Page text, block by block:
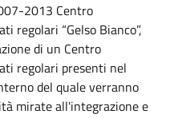
2013 Centro
regolari “Gelso Bianco”,
di un Centro
regolari presenti nel
del quale verranno
mirate all'integrazione e